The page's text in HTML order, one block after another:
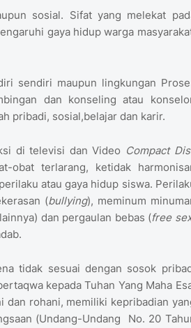
sosial. Sifat yang melekat
gaya hidup warga
sendiri maupun lingkungan
dan konseling atau
pribadi, sosial,belajar dan karir.
di televisi dan Video Compact
obat terlarang, ketidak
atau gaya hidup siswa.
(bullying), meminum
dan pergaulan bebas (free
tidak sesuai dengan sosok
kepada Tuhan Yang Maha
dan rohani, memiliki kepribadian
(Undang-Undang No. 20